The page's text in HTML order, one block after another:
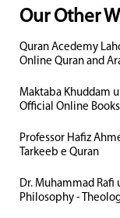
Our Other
Quran Acedemy
Online Quran and
Maktaba Khuddam
Official Online
Professor Hafiz
Tarkeeb e Quran
Dr. Muhammad Rafi
Philosophy -